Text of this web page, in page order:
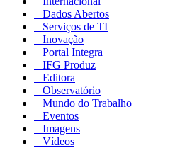
Dados Abertos
Serviços de TI
Inovação
Portal Integra
IFG Produz
Editora
Observatório
Mundo do Trabalho
Eventos
Imagens
Vídeos